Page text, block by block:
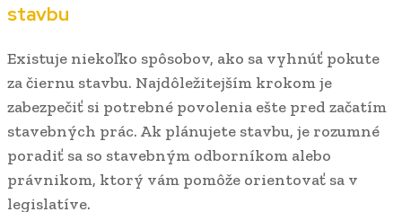
stavbu
Existuje niekoľko spôsobov, ako sa vyhnúť pokute
za čiernu stavbu. Najdôležitejším krokom je
zabezpečiť si potrebné povolenia ešte pred začatím
stavebných prác. Ak plánujete stavbu, je rozumné
poradiť sa so stavebným odborníkom alebo
právnikom, ktorý vám pomôže orientovať sa v
legislatíve.